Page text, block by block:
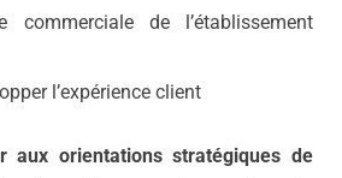
commerciale de l’établissement
l’expérience client
aux orientations stratégiques de